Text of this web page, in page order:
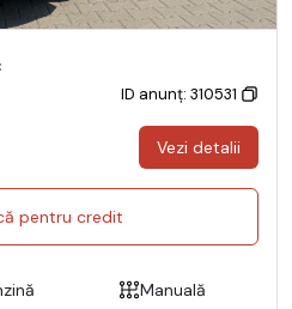
ID anunț: 310531
Vezi detalii
pentru credit
Manuală